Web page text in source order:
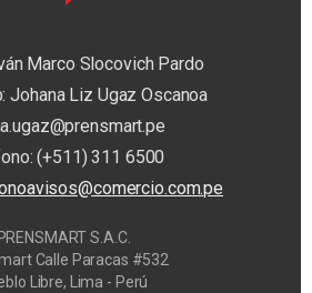
Marco Slocovich Pardo
Johana Liz Ugaz Oscanoa
(+511) 311 6500
PRENSMART S.A.C.
Calle Paracas #532
Libre, Lima - Perú